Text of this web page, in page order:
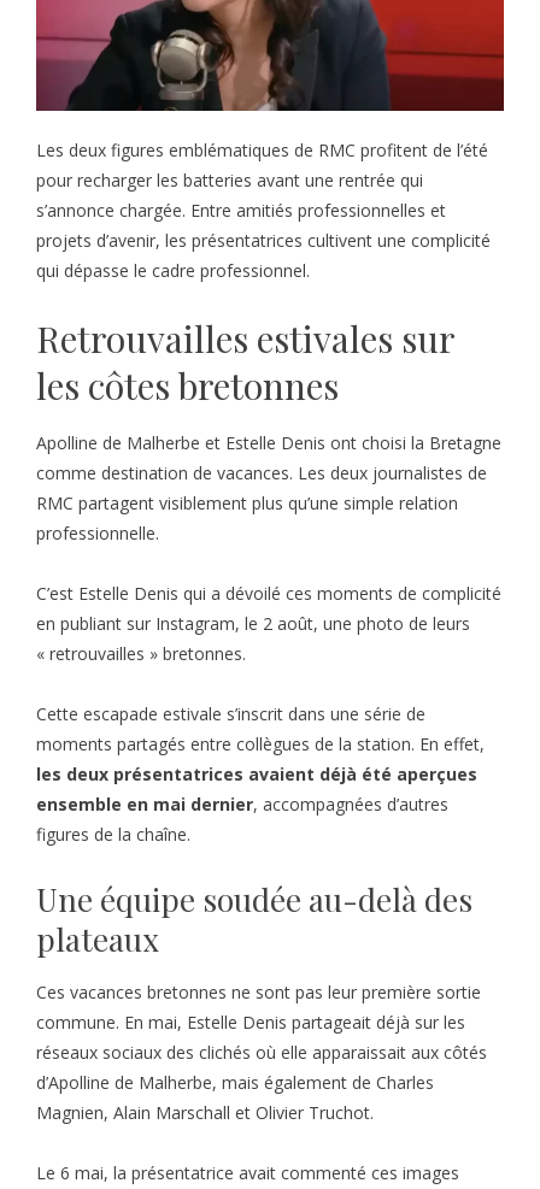
Les deux figures emblématiques de RMC profitent de l’été
pour recharger les batteries avant une rentrée qui
s’annonce chargée. Entre amitiés professionnelles et
projets d’avenir, les présentatrices cultivent une complicité
qui dépasse le cadre professionnel.
Retrouvailles estivales sur
les côtes bretonnes
Apolline de Malherbe et Estelle Denis ont choisi la Bretagne
comme destination de vacances. Les deux journalistes de
RMC partagent visiblement plus qu’une simple relation
professionnelle.
C’est Estelle Denis qui a dévoilé ces moments de complicité
en publiant sur Instagram, le 2 août, une photo de leurs
« retrouvailles » bretonnes.
Cette escapade estivale s’inscrit dans une série de
moments partagés entre collègues de la station. En effet,
les deux présentatrices avaient déjà été aperçues
ensemble en mai dernier, accompagnées d’autres
figures de la chaîne.
Une équipe soudée au-delà des
plateaux
Ces vacances bretonnes ne sont pas leur première sortie
commune. En mai, Estelle Denis partageait déjà sur les
réseaux sociaux des clichés où elle apparaissait aux côtés
d’Apolline de Malherbe, mais également de Charles
Magnien, Alain Marschall et Olivier Truchot.
Le 6 mai, la présentatrice avait commenté ces images